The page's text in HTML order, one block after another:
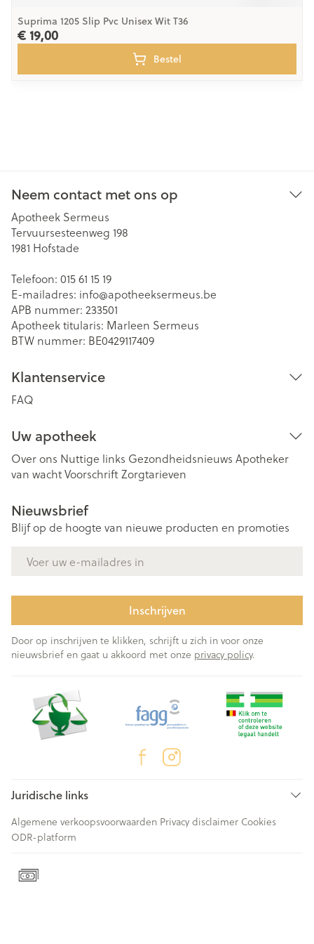
Suprima 1205 Slip Pvc Unisex Wit T36
€ 19,00
Bestel
Neem contact met ons op
Apotheek Sermeus
Tervuursesteenweg 198
1981 Hofstade
Telefoon: 015 61 15 19
E-mailadres: info@apotheeksermeus.be
APB nummer: 233501
Apotheek titularis: Marleen Sermeus
BTW nummer: BE0429117409
Klantenservice
FAQ
Uw apotheek
Over ons Nuttige links Gezondheidsnieuws Apotheker
van wachtVoorschriftZorgtarieven
Nieuwsbrief
Blijf op de hoogte van nieuwe producten en promoties
Inschrijven
Door op inschrijven te klikken, schrijft u zich in voor onze
nieuwsbrief en gaat u akkoord met onze privacy policy.
Juridische links
Algemene verkoopsvoorwaarden Privacy disclaimer Cookies
ODR-platform